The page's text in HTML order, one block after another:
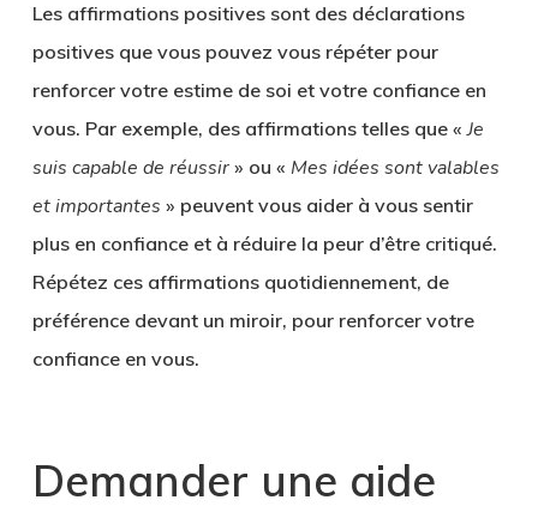
Les affirmations positives sont des déclarations
positives que vous pouvez vous répéter pour
renforcer votre estime de soi et votre confiance en
vous. Par exemple, des affirmations telles que «Je
suis capable de réussir» ou « Mes idées sont valables
et importantes » peuvent vous aider à vous sentir
plus en confiance et à réduire la peur d’être critiqué.
Répétez ces affirmations quotidiennement, de
préférence devant un miroir, pour renforcer votre
confiance en vous.
Demander une aide